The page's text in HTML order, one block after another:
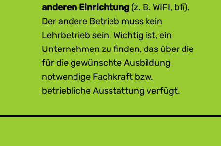
anderen Einrichtung(z. B. WIFI, bfi).
Der andere Betrieb muss kein
Lehrbetrieb sein. Wichtig ist, ein
Unternehmen zu finden, das über die
für die gewünschte Ausbildung
notwendige Fachkraft bzw.
betriebliche Ausstattung verfügt.
Vereinbarungen im Rahmen des